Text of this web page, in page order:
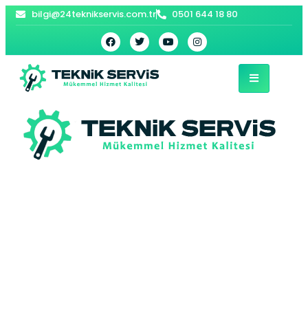
bilgi@24teknikservis.com.tr 0501 644 18 80